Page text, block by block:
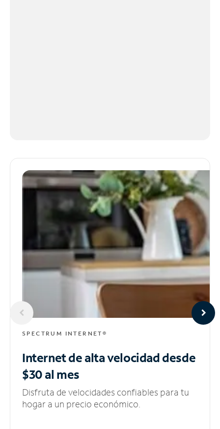
SPECTRUM INTERNET®
Internet de alta velocidaddesde
$30 al mes
Disfruta de velocidades confiables para tu
hogar a un precio económico.